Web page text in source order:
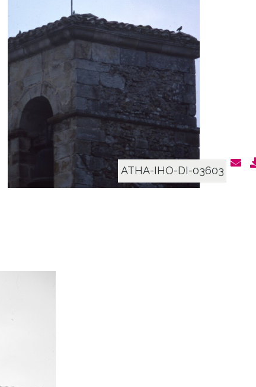
ATHA-IHO-DI-03603